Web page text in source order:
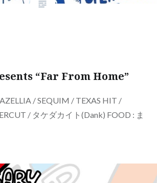
“Far From Home”
/ SEQUIM / TEXAS HIT /
/ タケダカイト(Dank) FOOD : ま